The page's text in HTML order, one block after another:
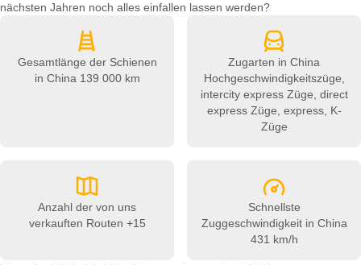
nächsten Jahren noch alles einfallen lassen werden?
Gesamtlänge der Schienen
in China 139 000 km
Zugarten in China
Hochgeschwindigkeitszüge,
intercity express Züge, direct
express Züge, express, K-
Züge
Anzahl der von uns
verkauften Routen +15
Schnellste
Zuggeschwindigkeit in China
431 km/h